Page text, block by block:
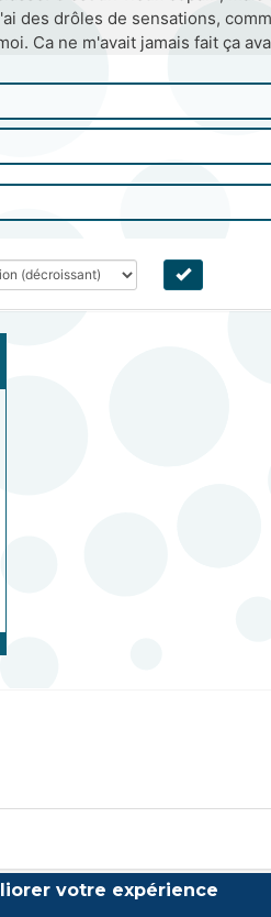
des drôles de sensations,
Ca ne m'avait jamais fait ça
votre expérience